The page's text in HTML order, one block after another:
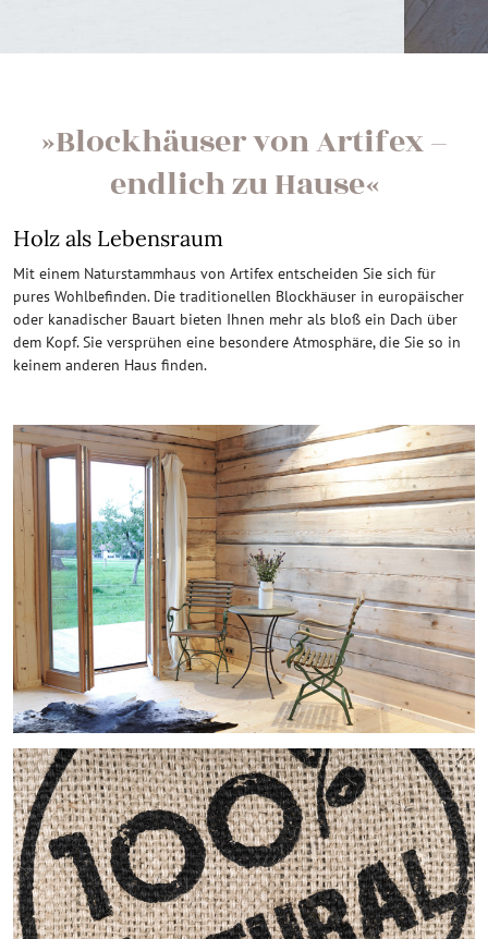
»Blockhäuser von Artifex –
endlich zu Hause«
Holz als Lebensraum
Mit einem Naturstammhaus von Artifex entscheiden Sie sich für
pures Wohlbefinden. Die traditionellen Blockhäuser in europäischer
oder kanadischer Bauart bieten Ihnen mehr als bloß ein Dach über
dem Kopf. Sie versprühen eine besondere Atmosphäre, die Sie so in
keinem anderen Haus finden.